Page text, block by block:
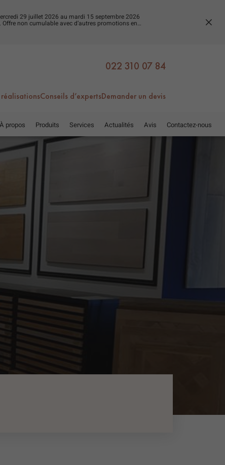
29 juillet 2026 au mardi 15 septembre 2026
non cumulable avec d’autres promotions en
022 310 07 84
Conseils d’expertsDemander un devis
À propos Produits Services Actualités Avis Contactez-nous